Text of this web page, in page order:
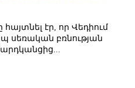
հայտնել էր, որ Վեդիում
սեռական բռնության